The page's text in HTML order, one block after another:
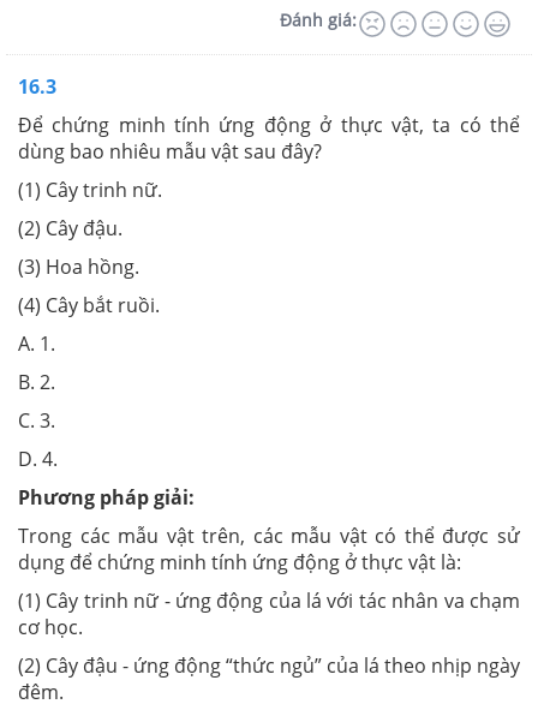
Đánh giá:
16.3
Để chứng minh tính ứng động ở thực vật, ta có thể
dùng bao nhiêu mẫu vật sau đây?
(1) Cây trinh nữ.
(2) Cây đậu.
(3) Hoa hồng.
(4) Cây bắt ruồi.
A. 1.
B. 2.
C. 3.
D. 4.
Phương pháp giải:
Trong các mẫu vật trên, các mẫu vật có thể được sử
dụng để chứng minh tính ứng động ở thực vật là:
(1) Cây trinh nữ - ứng động của lá với tác nhân va chạm
cơ học.
(2) Cây đậu - ứng động “thức ngủ” của lá theo nhịp ngày
đêm.